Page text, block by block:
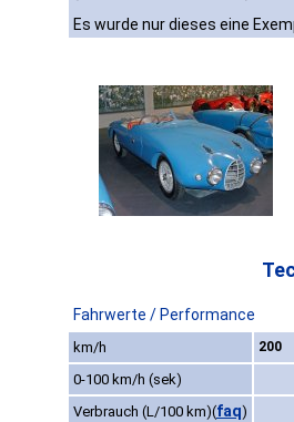
Es wurde nur dieses eine
Fahrwerte / Performance
km/h 200
0-100 km/h (sek)
Verbrauch (L/100 km)(faq)